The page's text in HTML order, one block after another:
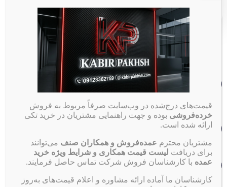
شماره تماس
0912
تلفن ثابت
ساعت کاری
تهران، مترو ملت، خیابان ملت، نرسیده به خیابان جمهوری،
قیمت‌های درج‌شده در وب‌سایت صرفاً مربوط به فروش
خرده‌فروشی بوده و جهت راهنمایی مشتریان در خرید تکی
ارائه شده است.
مشتریان محترم عمده‌فروش و همکاران صنف می‌توانند
برای دریافت لیست قیمت همکاری و شرایط ویژه خرید
عمده با کارشناسان فروش شرکت تماس حاصل فرمایند.
کارشناسان ما آماده ارائه مشاوره و اعلام قیمت‌های به‌روز